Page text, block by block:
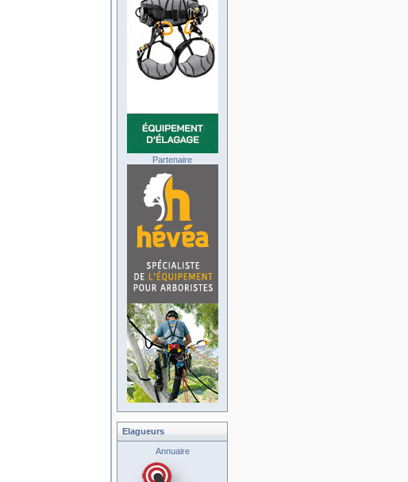
Partenaire
Elagueurs
Annuaire